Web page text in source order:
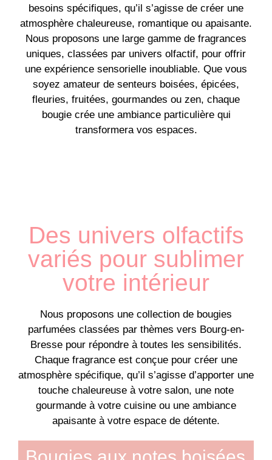
besoins spécifiques, qu’il s’agisse de créer une
atmosphère chaleureuse, romantique ou apaisante.
Nous proposons une large gamme de fragrances
uniques, classées par univers olfactif, pour offrir
une expérience sensorielle inoubliable. Que vous
soyez amateur de senteurs boisées, épicées,
fleuries, fruitées, gourmandes ou zen, chaque
bougie crée une ambiance particulière qui
transformera vos espaces.
Des univers olfactifs
variés pour sublimer
votre intérieur
Nous proposons une collection de bougies
parfumées classées par thèmes vers Bourg-en-
Bresse pour répondre à toutes les sensibilités.
Chaque fragrance est conçue pour créer une
atmosphère spécifique, qu’il s’agisse d’apporter une
touche chaleureuse à votre salon, une note
gourmande à votre cuisine ou une ambiance
apaisante à votre espace de détente.